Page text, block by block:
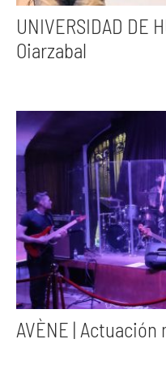
UNIVERSIDAD DE
Oiarzabal
AVÈNE |